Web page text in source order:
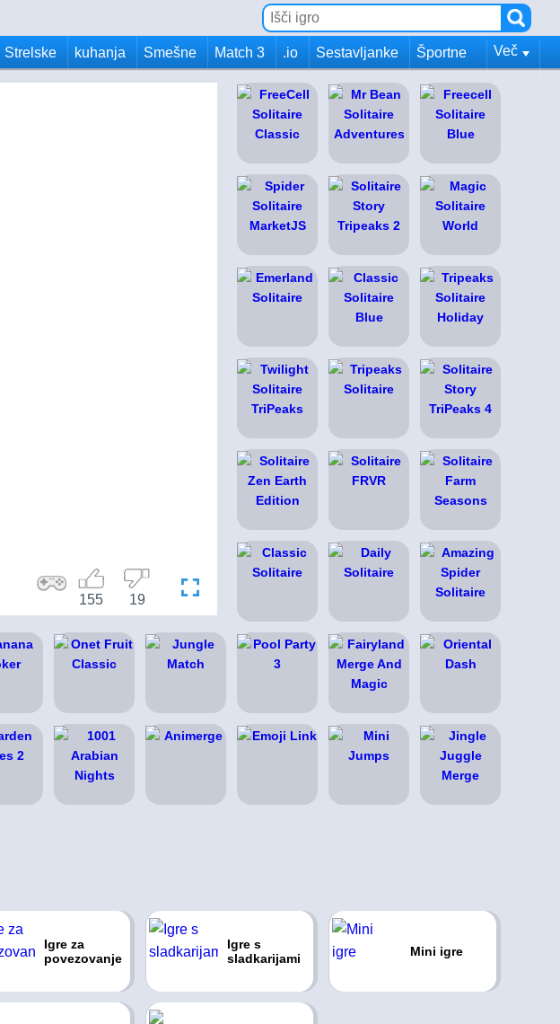
Strelske kuhanja Smešne Match 3 .io Sestavljanke Športne Več
19
155
Igre za
povezovanje
Igre s
sladkarijami
Mini igre